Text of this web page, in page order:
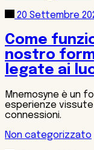
20 Settembre
Come
nostro
legate ai
Mnemosyne è un
esperienze
connessioni.
Non categorizzato